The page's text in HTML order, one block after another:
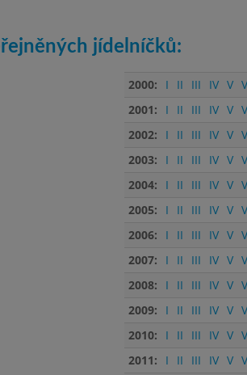
jídelníčků:
2000: I II III IV V
2001:
I II III IV V
2002:
I II III IV V
2003:
I II III IV V
2004:
I II III IV V
2005:
I II III IV V
2006:
I II III IV V
2007:
I II III IV V
2008:
I II III IV V
2009:
I II III IV V
2010:
I II III IV V
2011:
I II III IV V